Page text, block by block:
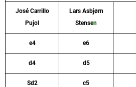
José Carrillo
Pujol
Lars Asbjørn
Stensen
e4 e6
d4 d5
Sd2 c5